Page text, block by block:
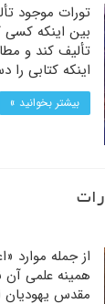
تورات موجود
بین اینکه کسی
تألیف کند و
اینکه کتابی را
بیشتر بخوانید »
از جمله موارد
همینه علمی
مقدس یهودیان